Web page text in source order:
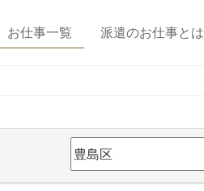
お仕事一覧 派遣のお仕事とは